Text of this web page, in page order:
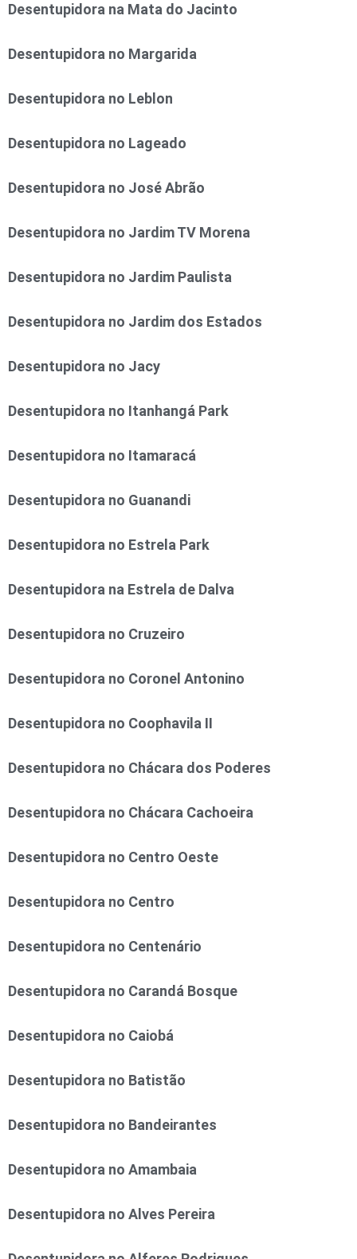
Desentupidora na Mata do Jacinto
Desentupidora no Margarida
Desentupidora no Leblon
Desentupidora no Lageado
Desentupidora no José Abrão
Desentupidora no Jardim TV Morena
Desentupidora no Jardim Paulista
Desentupidora no Jardim dos Estados
Desentupidora no Jacy
Desentupidora no Itanhangá Park
Desentupidora no Itamaracá
Desentupidora no Guanandi
Desentupidora no Estrela Park
Desentupidora na Estrela de Dalva
Desentupidora no Cruzeiro
Desentupidora no Coronel Antonino
Desentupidora no Coophavila II
Desentupidora no Chácara dos Poderes
Desentupidora no Chácara Cachoeira
Desentupidora no Centro Oeste
Desentupidora no Centro
Desentupidora no Centenário
Desentupidora no Carandá Bosque
Desentupidora no Caiobá
Desentupidora no Batistão
Desentupidora no Bandeirantes
Desentupidora no Amambaia
Desentupidora no Alves Pereira